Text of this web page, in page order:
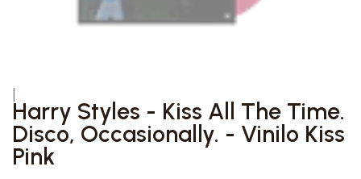
Harry Styles - Kiss All The Time.
Disco, Occasionally. - Vinilo Kiss
Pink